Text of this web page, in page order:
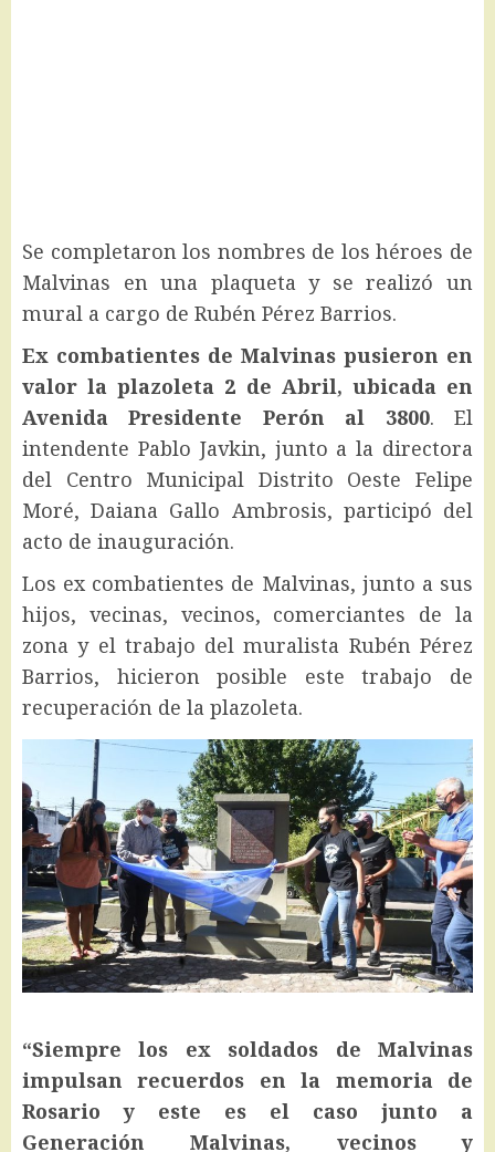
Se completaron los nombres de los héroes de
Malvinas en una plaqueta y se realizó un
mural a cargo de Rubén Pérez Barrios.
Ex combatientes de Malvinas pusieron en
valor la plazoleta 2 de Abril, ubicada en
Avenida Presidente Perón al 3800. El
intendente Pablo Javkin, junto a la directora
del Centro Municipal Distrito Oeste Felipe
Moré, Daiana Gallo Ambrosis, participó del
acto de inauguración.
Los ex combatientes de Malvinas, junto a sus
hijos, vecinas, vecinos, comerciantes de la
zona y el trabajo del muralista Rubén Pérez
Barrios, hicieron posible este trabajo de
recuperación de la plazoleta.
“Siempre los ex soldados de Malvinas
impulsan recuerdos en la memoria de
Rosario y este es el caso junto a
Generación Malvinas, vecinos y